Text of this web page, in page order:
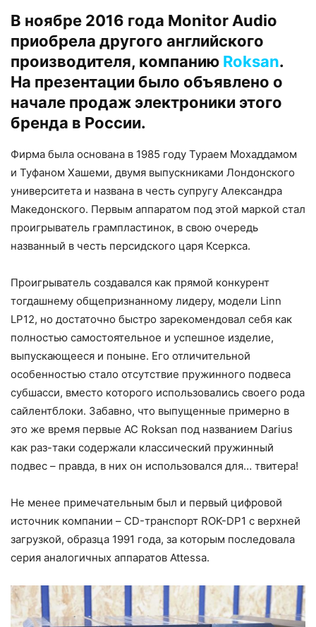
В ноябре 2016 года Monitor Audio
приобрела другого английского
производителя, компанию Roksan.
На презентации было объявлено о
начале продаж электроники этого
бренда в России.
Фирма была основана в 1985 году Тураем Мохаддамом
и Туфаном Хашеми, двумя выпускниками Лондонского
университета и названа в честь супругу Александра
Македонского. Первым аппаратом под этой маркой стал
проигрыватель грампластинок, в свою очередь
названный в честь персидского царя Ксеркса.
Проигрыватель создавался как прямой конкурент
тогдашнему общепризнанному лидеру, модели Linn
LP12, но достаточно быстро зарекомендовал себя как
полностью самостоятельное и успешное изделие,
выпускающееся и поныне. Его отличительной
особенностью стало отсутствие пружинного подвеса
субшасси, вместо которого использовались своего рода
сайлентблоки. Забавно, что выпущенные примерно в
это же время первые АС Roksan под названием Darius
как раз-таки содержали классический пружинный
подвес – правда, в них он использовался для… твитера!
Не менее примечательным был и первый цифровой
источник компании – CD-транспорт ROK-DP1 с верхней
загрузкой, образца 1991 года, за которым последовала
серия аналогичных аппаратов Attessa.